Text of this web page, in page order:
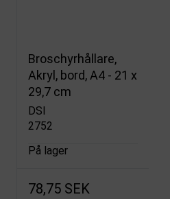
Broschyrhållare,
Akryl, bord, A4 - 21 x
29,7 cm
DSI
2752
På lager
78,75 SEK